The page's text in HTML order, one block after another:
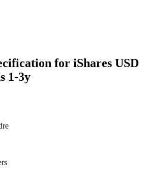
for iShares USD
1-3y